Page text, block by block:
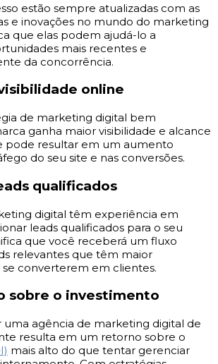
estão sempre atualizadas com as
e inovações no mundo do marketing
que elas podem ajudá-lo a
mais recentes e
da concorrência.
online
de marketing digital bem
ganha maior visibilidade e alcance
pode resultar em um aumento
do seu site e nas conversões.
qualificados
digital têm experiência em
leads qualificados para o seu
que você receberá um fluxo
relevantes que têm maior
converterem em clientes.
sobre o investimento
uma agência de marketing digital de
resulta em um retorno sobre o
mais alto do que tentar gerenciar